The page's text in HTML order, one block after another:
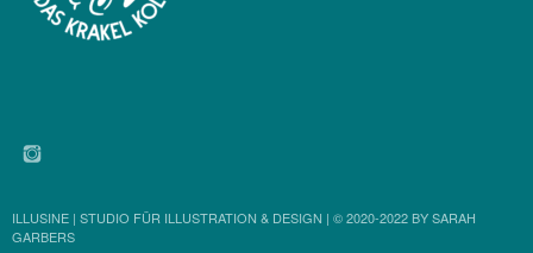
ILLUSINE | STUDIO FÜR ILLUSTRATION & DESIGN | © 2020-2022 BY SARAH
GARBERS